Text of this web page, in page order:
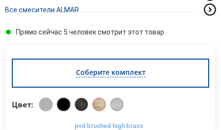
Все смесители ALMAR
Прямо сейчас 5 человек смотрит этот товар
Соберите комплект
Цвет:
pvd brushed high brass